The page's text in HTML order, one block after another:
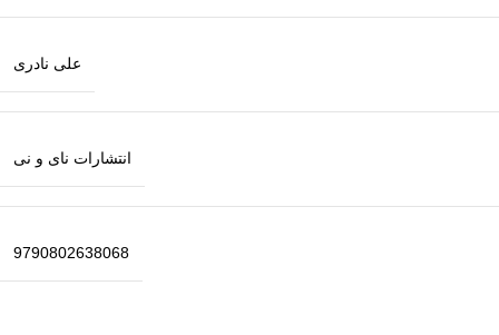
علی نادری
انتشارات نای و نی
9790802638068